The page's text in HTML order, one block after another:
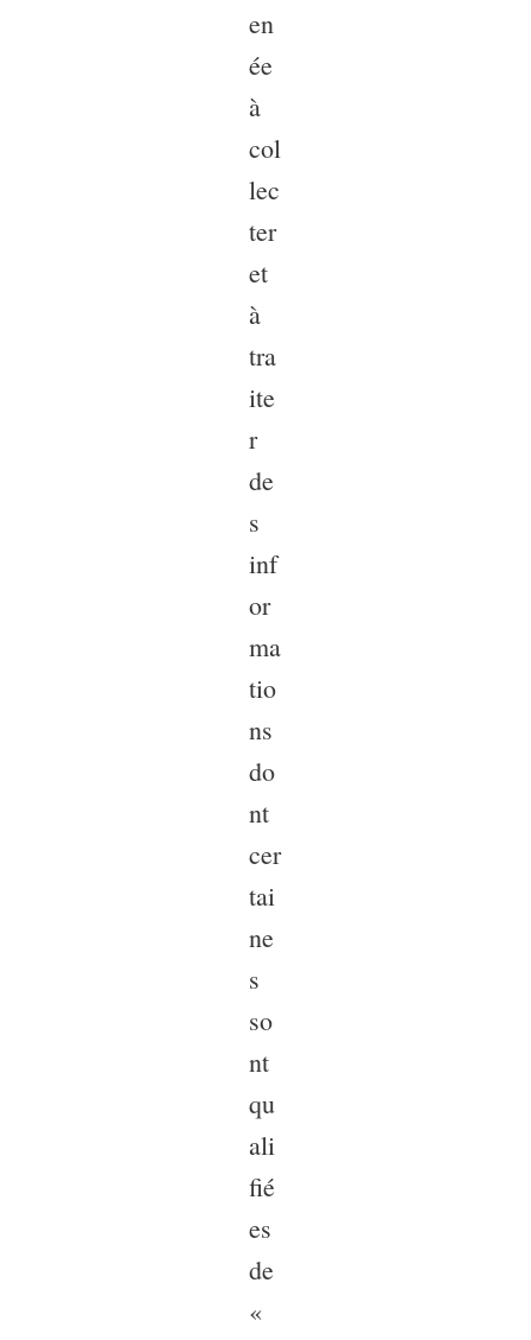
en
ée
à
col
lec
ter
et
à
tra
ite
r
de
s
inf
or
ma
tio
ns
do
nt
cer
tai
ne
s
so
nt
qu
ali
fié
es
de
«